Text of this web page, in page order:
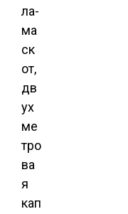
ла-
ма
ск
от,
дв
ух
ме
тро
ва
я
кап